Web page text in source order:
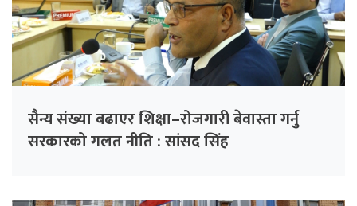
सैन्य संख्या बढाएर शिक्षा–रोजगारी बेवास्ता गर्नु
सरकारको गलत नीति : सांसद सिंह